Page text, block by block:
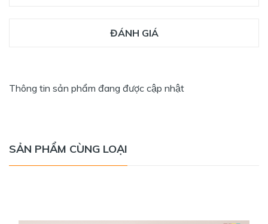
ĐÁNH GIÁ
Thông tin sản phẩm đang được cập nhật
SẢN PHẨM CÙNG LOẠI